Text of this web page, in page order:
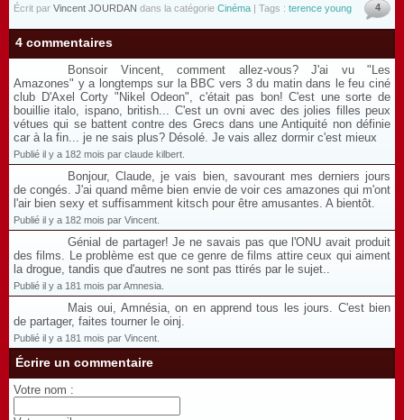
Écrit par Vincent JOURDAN dans la catégorie Cinéma | Tags : terence young 4
4 commentaires
Bonsoir Vincent, comment allez-vous? J'ai vu "Les
Amazones" y a longtemps sur la BBC vers 3 du matin dans le feu ciné
club D'Axel Corty "Nikel Odeon", c'était pas bon! C'est une sorte de
bouillie italo, ispano, british... C'est un ovni avec des jolies filles peux
vétues qui se battent contre des Grecs dans une Antiquité non définie
car à la fin... je ne sais plus? Désolé. Je vais allez dormir c'est mieux
Publié il y a 182 mois par claude kilbert.
Bonjour, Claude, je vais bien, savourant mes derniers jours
de congés. J'ai quand même bien envie de voir ces amazones qui m'ont
l'air bien sexy et suffisamment kitsch pour être amusantes. A bientôt.
Publié il y a 182 mois par Vincent.
Génial de partager! Je ne savais pas que l'ONU avait produit
des films. Le problème est que ce genre de films attire ceux qui aiment
la drogue, tandis que d'autres ne sont pas ttirés par le sujet..
Publié il y a 181 mois par Amnesia.
Mais oui, Amnésia, on en apprend tous les jours. C'est bien
de partager, faites tourner le oinj.
Publié il y a 181 mois par Vincent.
Écrire un commentaire
Votre nom :